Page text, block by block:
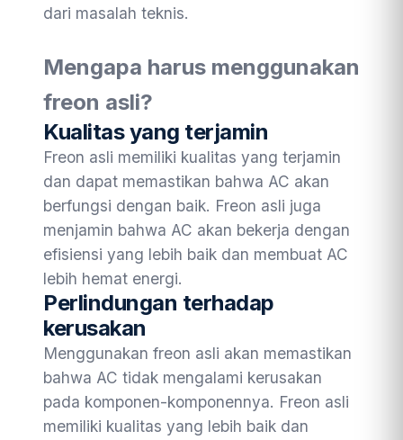
dari masalah teknis.
Mengapa harus menggunakan
freon asli?
Kualitas yang terjamin
Freon asli memiliki kualitas yang terjamin
dan dapat memastikan bahwa AC akan
berfungsi dengan baik. Freon asli juga
menjamin bahwa AC akan bekerja dengan
efisiensi yang lebih baik dan membuat AC
lebih hemat energi.
Perlindungan terhadap
kerusakan
Menggunakan freon asli akan memastikan
bahwa AC tidak mengalami kerusakan
pada komponen-komponennya. Freon asli
memiliki kualitas yang lebih baik dan